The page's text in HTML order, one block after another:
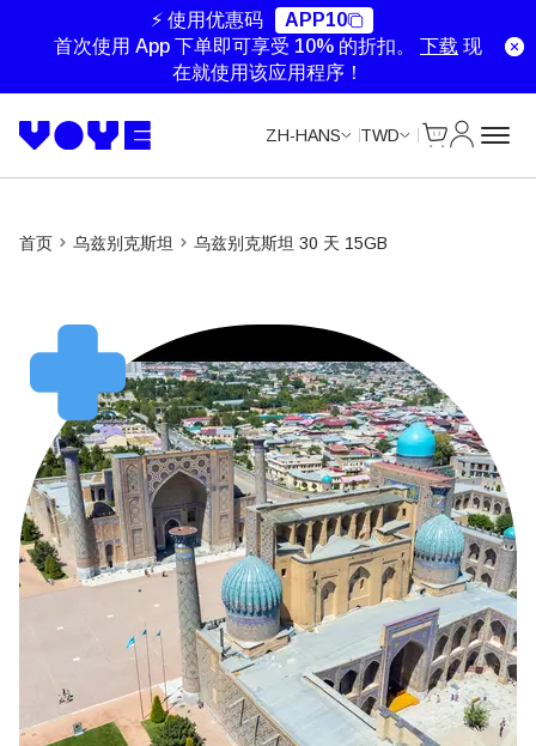
⚡ 使用优惠码
APP10
首次使用 App 下单即可享受 10% 的折扣。 下载 现
在就使用该应用程序！
ZH-HANS TWD
首页 乌兹别克斯坦 乌兹别克斯坦 30 天 15GB